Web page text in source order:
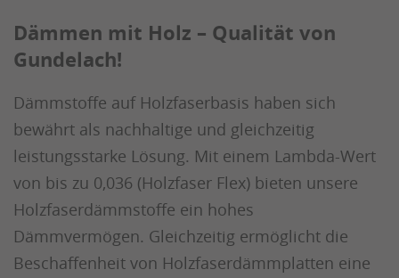
Dämmen mit Holz – Qualität von
Gundelach!
Dämmstoffe auf Holzfaserbasis haben sich
bewährt als nachhaltige und gleichzeitig
leistungsstarke Lösung. Mit einem Lambda-Wert
von bis zu 0,036 (Holzfaser Flex) bieten unsere
Holzfaserdämmstoffe ein hohes
Dämmvermögen. Gleichzeitig ermöglicht die
Beschaffenheit von Holzfaserdämmplatten eine